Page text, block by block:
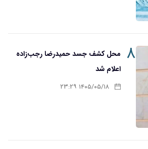
۸
محل کشف جسد حمیدرضا رجب‌زاده
اعلام شد
۱۴۰۵/۰۵/۱۸ ۲۳:۲۹